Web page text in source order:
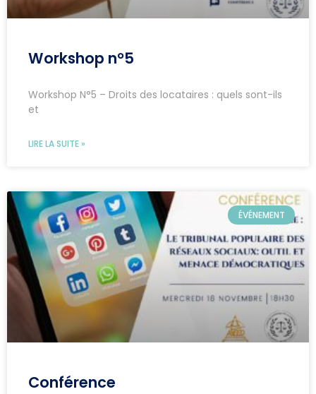
Workshop n°5
Workshop N°5 – Droits des locataires : quels sont-ils
et
LIRE LA SUITE »
ÉVÉNEMENT
Conférence